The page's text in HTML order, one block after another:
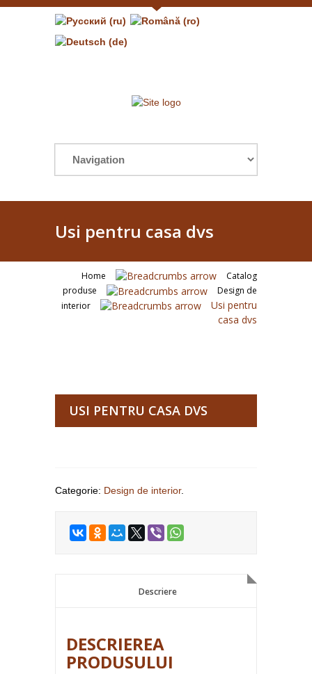
Usi pentru casa dvs
Home
Catalog
produse
Design de
interior
Usi pentru
casa dvs
USI PENTRU CASA DVS
Categorie: Design de interior.
Descriere
Descriere
DESCRIEREA
PRODUSULUI